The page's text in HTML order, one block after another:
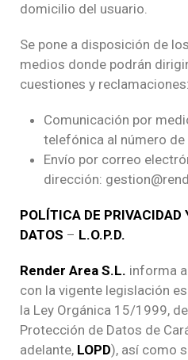
domicilio del usuario.
Se pone a disposición de
medios donde podrán
cuestiones y reclamaciones:
Comunicación por
telefónica al número
Envío por correo
dirección:
POLÍTICA DE PRIVACIDAD
DATOS – L.O.P.D.
Render Area S.L. informa
con la vigente legislación
la Ley Orgánica 15/1999,
Protección de Datos de
adelante, LOPD), así como